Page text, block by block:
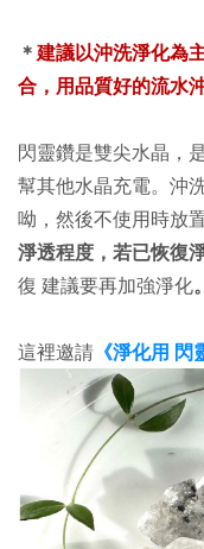
＊建議以沖洗淨化為
合， 用品質好的流水
閃靈鑽是雙尖水晶，
幫其他水晶充電。沖
呦，然後不使用時放
淨透程度，若已恢復
復 建議要再加強淨化。
這裡邀請 《淨化用 閃